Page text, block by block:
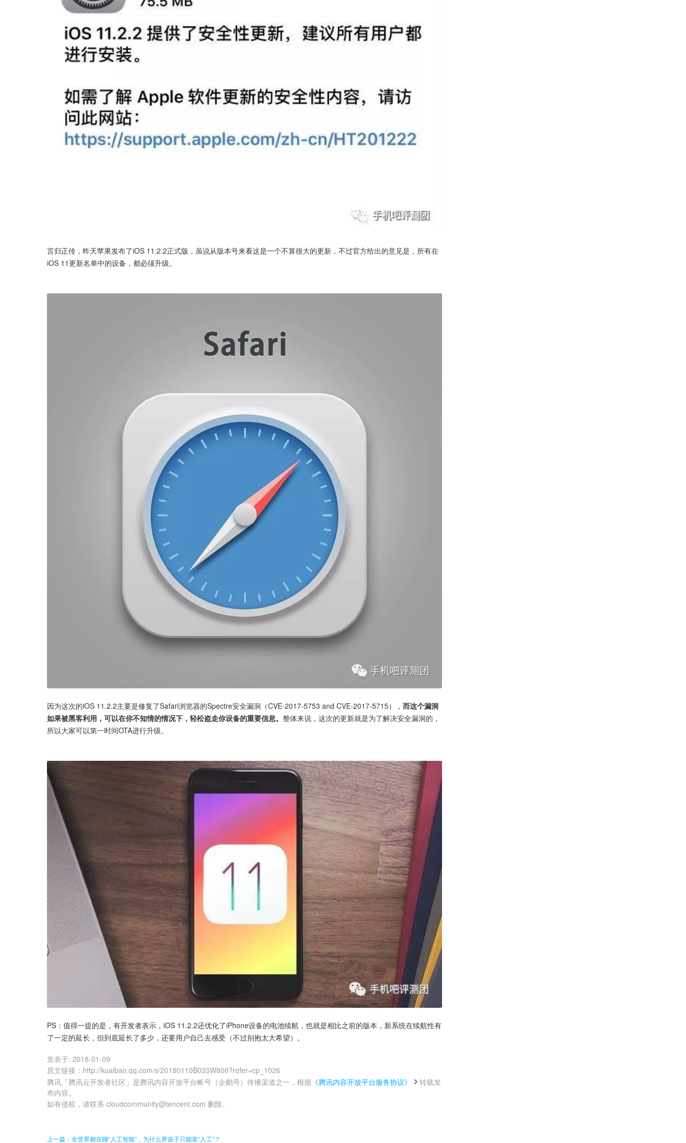
言归正传，昨天苹果发布了iOS 11.2.2正式版，虽说从版本号来看这是一个不算很大的更新，不过官方给出的意见是，所有在
iOS 11更新名单中的设备，都必须升级。
因为这次的iOS 11.2.2主要是修复了Safari浏览器的Spectre安全漏洞（CVE-2017-5753 and CVE-2017-5715）， 而这个漏洞
如果被黑客利用，可以在你不知情的情况下，轻松盗走你设备的重要信息。 整体来说，这次的更新就是为了解决安全漏洞的，
所以大家可以第一时间OTA进行升级。
PS：值得一提的是，有开发者表示，iOS 11.2.2还优化了iPhone设备的电池续航，也就是相比之前的版本，新系统在续航性有
了一定的延长，但到底延长了多少，还要用户自己去感受（不过别抱太大希望）。
发表于: 2018-01-09
原文链接 ： http://kuaibao.qq.com/s/20180110B033W800?refer=cp_1026
腾讯「腾讯云开发者社区」是腾讯内容开放平台帐号（企鹅号）传播渠道之一，根据 《腾讯内容开放平台服务协议》
转载发
布内容。
如有侵权，请联系 cloudcommunity@tencent.com 删除。
上一篇：全世界都在聊“人工智能”，为什么养孩子只能靠“人工”？